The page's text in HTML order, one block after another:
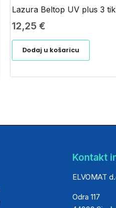
Lazura Beltop UV plus 3
12,25€
Dodaj u košaricu
Kontakt
ELVOMAT
Odra 117